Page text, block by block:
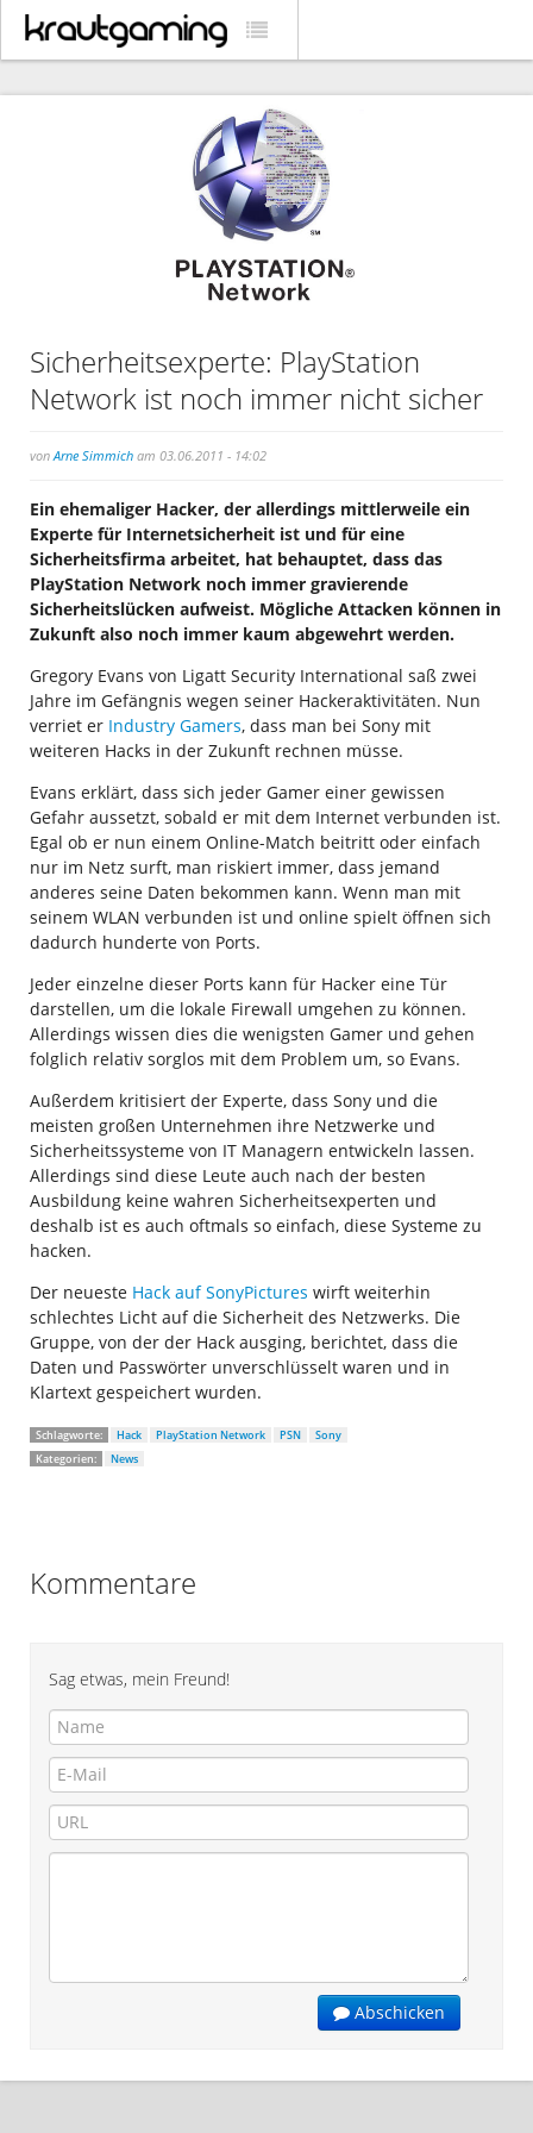
Sicherheitsexperte: PlayStation
Network ist noch immer nicht sicher
von Arne Simmich am 03.06.2011 - 14:02
Ein ehemaliger Hacker, der allerdings mittlerweile ein
Experte für Internetsicherheit ist und für eine
Sicherheitsfirma arbeitet, hat behauptet, dass das
PlayStation Network noch immer gravierende
Sicherheitslücken aufweist. Mögliche Attacken können in
Zukunft also noch immer kaum abgewehrt werden.
Gregory Evans von Ligatt Security International saß zwei
Jahre im Gefängnis wegen seiner Hackeraktivitäten. Nun
verriet er Industry Gamers, dass man bei Sony mit
weiteren Hacks in der Zukunft rechnen müsse.
Evans erklärt, dass sich jeder Gamer einer gewissen
Gefahr aussetzt, sobald er mit dem Internet verbunden ist.
Egal ob er nun einem Online-Match beitritt oder einfach
nur im Netz surft, man riskiert immer, dass jemand
anderes seine Daten bekommen kann. Wenn man mit
seinem WLAN verbunden ist und online spielt öffnen sich
dadurch hunderte von Ports.
Jeder einzelne dieser Ports kann für Hacker eine Tür
darstellen, um die lokale Firewall umgehen zu können.
Allerdings wissen dies die wenigsten Gamer und gehen
folglich relativ sorglos mit dem Problem um, so Evans.
Außerdem kritisiert der Experte, dass Sony und die
meisten großen Unternehmen ihre Netzwerke und
Sicherheitssysteme von IT Managern entwickeln lassen.
Allerdings sind diese Leute auch nach der besten
Ausbildung keine wahren Sicherheitsexperten und
deshalb ist es auch oftmals so einfach, diese Systeme zu
hacken.
Der neueste Hack auf SonyPictures wirft weiterhin
schlechtes Licht auf die Sicherheit des Netzwerks. Die
Gruppe, von der der Hack ausging, berichtet, dass die
Daten und Passwörter unverschlüsselt waren und in
Klartext gespeichert wurden.
Schlagworte: Hack PlayStation Network PSN
Sony
Kategorien:
News
Kommentare
Sag etwas, mein Freund!
Abschicken